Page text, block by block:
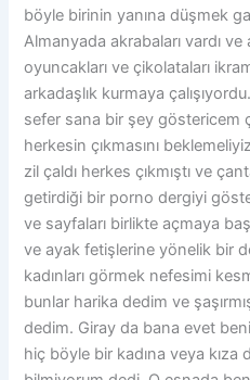
böyle birinin yanına düşmek
Almanyada akrabaları vardı
oyuncakları ve çikolataları
arkadaşlık kurmaya
sefer sana bir şey göstericem
herkesin çıkmasını
zil çaldı herkes çıkmıştı ve
getirdiği bir porno dergiyi
ve sayfaları birlikte açmaya
ve ayak fetişlerine yönelik bir
kadınları görmek nefesimi
bunlar harika dedim ve
dedim. Giray da bana evet
hiç böyle bir kadına veya kıza